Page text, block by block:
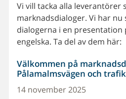
Vi vill tacka alla leverantörer
marknadsdialoger. Vi har
dialogerna i en presentation
engelska. Ta del av dem här:
Välkommen på
Pålamalmsvägen och
14 november 2025